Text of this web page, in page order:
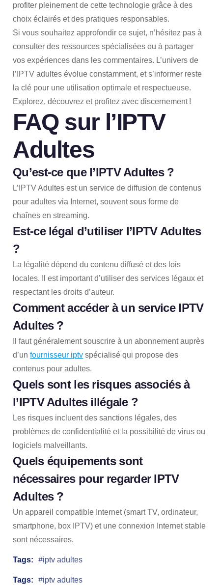
profiter pleinement de cette technologie grâce à des
choix éclairés et des pratiques responsables.
Si vous souhaitez approfondir ce sujet, n’hésitez pas à
consulter des ressources spécialisées ou à partager
vos expériences dans les commentaires. L’univers de
l’IPTV adultes évolue constamment, et s’informer reste
la clé pour une utilisation optimale et respectueuse.
Explorez, découvrez et profitez avec discernement !
FAQ sur l’IPTV
Adultes
Qu’est-ce que l’IPTV Adultes ?
L’IPTV Adultes est un service de diffusion de contenus
pour adultes via Internet, souvent sous forme de
chaînes en streaming.
Est-ce légal d’utiliser l’IPTV Adultes
?
La légalité dépend du contenu diffusé et des lois
locales. Il est important d’utiliser des services légaux et
respectant les droits d’auteur.
Comment accéder à un service IPTV
Adultes ?
Il faut généralement souscrire à un abonnement auprès
d’unfournisseur iptv spécialisé qui propose des
contenus pour adultes.
Quels sont les risques associés à
l’IPTV Adultes illégale ?
Les risques incluent des sanctions légales, des
problèmes de confidentialité et la possibilité de virus ou
logiciels malveillants.
Quels équipements sont
nécessaires pour regarder IPTV
Adultes ?
Un appareil compatible Internet (smart TV, ordinateur,
smartphone, box IPTV) et une connexion Internet stable
sont nécessaires.
Tags: iptv adultes
Tags: iptv adultes